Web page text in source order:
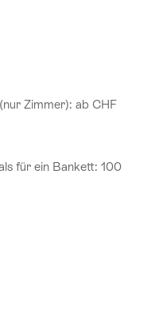
Zimmer): ab CHF
für ein Bankett: 100